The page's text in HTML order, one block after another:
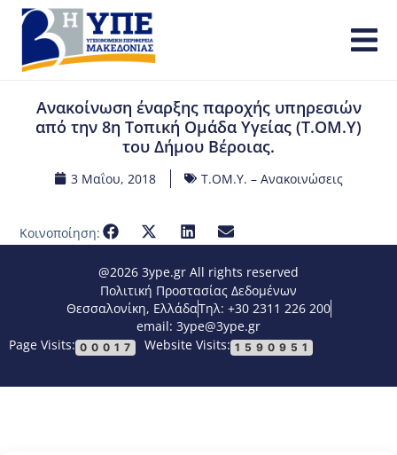
Ανακοίνωση έναρξης παροχής υπηρεσιών
από την 8η Τοπική Ομάδα Υγείας (Τ.ΟΜ.Υ)
του Δήμου Βέροιας.
3 Μαΐου, 2018 Τ.ΟΜ.Υ. – Ανακοινώσεις
Κοινοποίηση:
@2026 3ype.gr All rights reserved
Πολιτική Προστασίας Δεδομένων
Θεσσαλονίκη, ΕλλάδαΤηλ: +30 2311 226 200
email: 3ype@3ype.gr
Page Visits: 00017 Website Visits: 1590951